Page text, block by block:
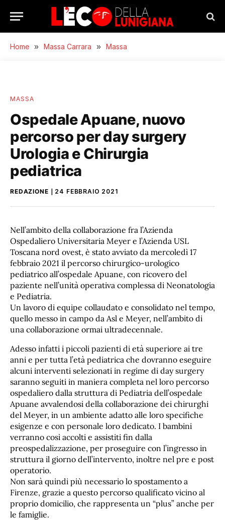
Home » Massa Carrara » Massa
MASSA
Ospedale Apuane, nuovo
percorso per day surgery
Urologia e Chirurgia
pediatrica
REDAZIONE 24 FEBBRAIO 2021
Nell’ambito della collaborazione fra l’Azienda
Ospedaliero Universitaria Meyer e l’Azienda USL
Toscana nord ovest, è stato avviato da mercoledì 17
febbraio 2021 il percorso chirurgico-urologico
pediatrico all’ospedale Apuane, con ricovero del
paziente nell’unità operativa complessa di Neonatologia
e Pediatria.
Un lavoro di equipe collaudato e consolidato nel tempo,
quello messo in campo da Asl e Meyer, nell’ambito di
una collaborazione ormai ultradecennale.
Adesso infatti i piccoli pazienti di età superiore ai tre
anni e per tutta l’età pediatrica che dovranno eseguire
alcuni interventi selezionati in regime di day surgery
saranno seguiti in maniera completa nel loro percorso
ospedaliero dalla struttura di Pediatria dell’ospedale
Apuane avvalendosi della collaborazione dei chirurghi
del Meyer, in un ambiente adatto alle loro specifiche
esigenze e con personale loro dedicato. I bambini
verranno così accolti e assistiti fin dalla
preospedalizzazione, per proseguire con l’ingresso in
struttura il giorno dell’intervento, inoltre nel pre e post
operatorio.
Non sarà quindi più necessario lo spostamento a
Firenze, grazie a questo percorso qualificato vicino al
proprio domicilio, che rappresenta un “plus” anche per
le famiglie.